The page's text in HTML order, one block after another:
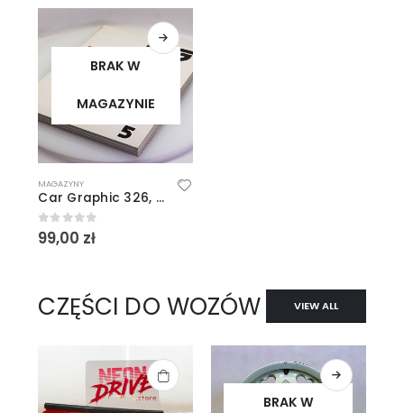
BRAK W
MAGAZYNIE
MAGAZYNY
Car Graphic 326, 5/1988
0out of 5
99,00 zł
CZĘŚCI DO WOZÓW VIEW ALL
BRAK W